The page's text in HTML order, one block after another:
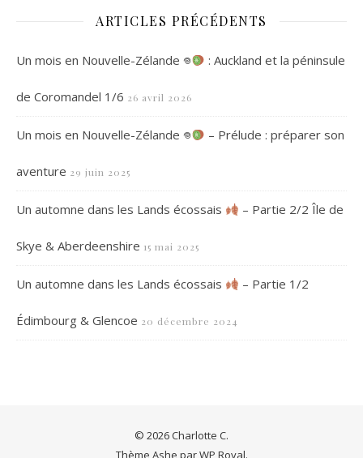
ARTICLES PRÉCÉDENTS
Un mois en Nouvelle-Zélande 𖦹 : Auckland et la péninsule
de Coromandel 1/6 26 avril 2026
Un mois en Nouvelle-Zélande 𖦹 – Prélude : préparer son
aventure 29 juin 2025
Un automne dans les Lands écossais – Partie 2/2 Île de
Skye & Aberdeenshire 15 mai 2025
Un automne dans les Lands écossais – Partie 1/2
Édimbourg & Glencoe 20 décembre 2024
© 2026 Charlotte C.